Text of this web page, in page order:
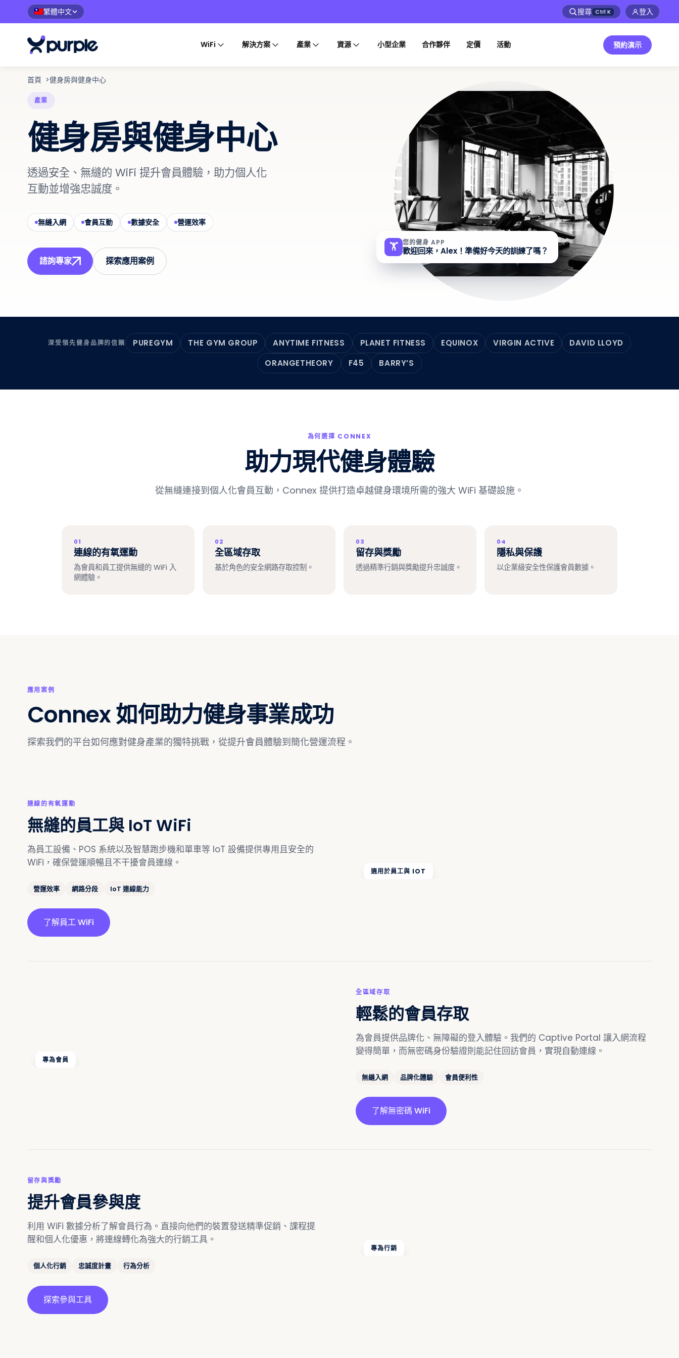
🇹🇼繁體中文 搜尋 Ctrl K 登入
WiFi 解決方案 產業 資源 小型企業 合作夥伴 定價 活動 預約演示
首頁 >健身房與健身中心
產業
健身房與健身中心
透過安全、無縫的 WiFi 提升會員體驗，助力個人化
互動並增強忠誠度。
無縫入網 會員互動 數據安全 營運效率
諮詢專家 探索應用案例
🏋️ 您的健身 APP
歡迎回來，Alex！準備好今天的訓練了嗎？
深受領先健身品牌的信賴 PUREGYM THE GYM GROUP ANYTIME FITNESS PLANET FITNESS EQUINOX VIRGIN ACTIVE
DAVID LLOYD
ORANGETHEORY
F45 BARRY’S
為何選擇 CONNEX
助力現代健身體驗
從無縫連接到個人化會員互動，Connex 提供打造卓越健身環境所需的強大 WiFi 基礎設施。
01
連線的有氧運動
為會員和員工提供無縫的 WiFi 入
網體驗。
02
全區域存取
基於角色的安全網路存取控制。
03
留存與獎勵
透過精準行銷與獎勵提升忠誠度。
04
隱私與保護
以企業級安全性保護會員數據。
應用案例
Connex 如何助力健身事業成功
探索我們的平台如何應對健身產業的獨特挑戰，從提升會員體驗到簡化營運流程。
連線的有氧運動
無縫的員工與 IoT WiFi
為員工設備、POS 系統以及智慧跑步機和單車等 IoT 設備提供專用且安全的
WiFi，確保營運順暢且不干擾會員連線。
營運效率 網路分段 IoT 連線能力
了解員工 WiFi
適用於員工與 IOT
全區域存取
輕鬆的會員存取
為會員提供品牌化、無障礙的登入體驗。我們的 Captive Portal 讓入網流程
變得簡單，而無密碼身份驗證則能記住回訪會員，實現自動連線。
無縫入網 品牌化體驗 會員便利性
了解無密碼 WiFi
專為會員
留存與獎勵
提升會員參與度
利用 WiFi 數據分析了解會員行為。直接向他們的裝置發送精準促銷、課程提
醒和個人化優惠，將連線轉化為強大的行銷工具。
個人化行銷 忠誠度計畫 行為分析
探索參與工具
專為行銷